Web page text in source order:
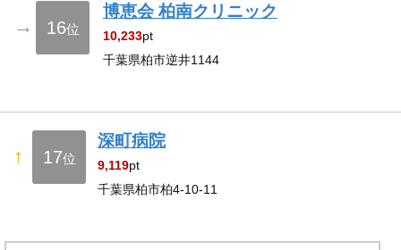
→ 16位
博恵会 柏南クリニック
10,233pt
千葉県柏市逆井1144
↑ 17位
深町病院
9,119pt
千葉県柏市柏4-10-11